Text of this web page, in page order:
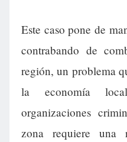
Este caso pone de
contrabando de
región, un problema
la economía
organizaciones
zona requiere una